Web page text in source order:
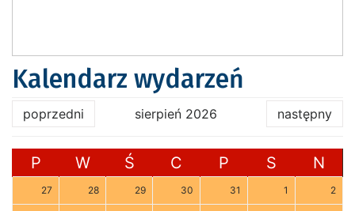
Kalendarz wydarzeń
poprzedni sierpień 2026 następny
P W Ś C P S N
27 28 29 30 31 1 2